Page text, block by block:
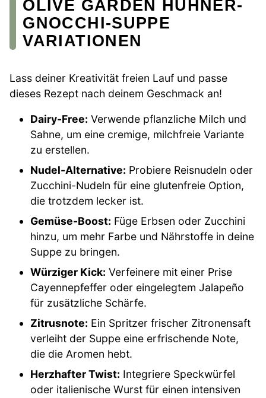
OLIVE GARDEN HÜHNER-
GNOCCHI-SUPPE
VARIATIONEN
Lass deiner Kreativität freien Lauf und passe
dieses Rezept nach deinem Geschmack an!
Dairy-Free: Verwende pflanzliche Milch und
Sahne, um eine cremige, milchfreie Variante
zu erstellen.
Nudel-Alternative: Probiere Reisnudeln oder
Zucchini-Nudeln für eine glutenfreie Option,
die trotzdem lecker ist.
Gemüse-Boost: Füge Erbsen oder Zucchini
hinzu, um mehr Farbe und Nährstoffe in deine
Suppe zu bringen.
Würziger Kick: Verfeinere mit einer Prise
Cayennepfeffer oder eingelegtem Jalapeño
für zusätzliche Schärfe.
Zitrusnote: Ein Spritzer frischer Zitronensaft
verleiht der Suppe eine erfrischende Note,
die die Aromen hebt.
Herzhafter Twist: Integriere Speckwürfel
oder italienische Wurst für einen intensiven